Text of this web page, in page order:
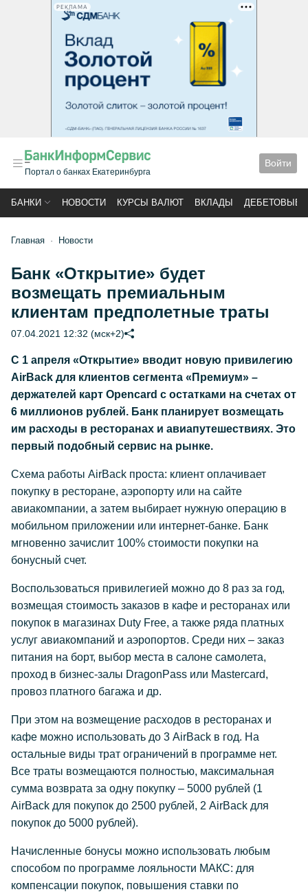
РЕКЛАМА
Портал о банках Екатеринбурга
Войти
БАНКИ НОВОСТИ КУРСЫ ВАЛЮТ ВКЛАДЫ ДЕБЕТОВЫЕ
Главная Новости
Банк «Открытие» будет
возмещать премиальным
клиентам предполетные траты
07.04.2021 12:32 (мск+2)
С 1 апреля «Открытие» вводит новую привилегию
AirBack для клиентов сегмента «Премиум» –
держателей карт Opencard с остатками на счетах от
6 миллионов рублей. Банк планирует возмещать
им расходы в ресторанах и авиапутешествиях. Это
первый подобный сервис на рынке.
Схема работы AirBack проста: клиент оплачивает
покупку в ресторане, аэропорту или на сайте
авиакомпании, а затем выбирает нужную операцию в
мобильном приложении или интернет-банке. Банк
мгновенно зачислит 100% стоимости покупки на
бонусный счет.
Воспользоваться привилегией можно до 8 раз за год,
возмещая стоимость заказов в кафе и ресторанах или
покупок в магазинах Duty Free, а также ряда платных
услуг авиакомпаний и аэропортов. Среди них – заказ
питания на борт, выбор места в салоне самолета,
проход в бизнес-залы DragonPass или Mastercard,
провоз платного багажа и др.
При этом на возмещение расходов в ресторанах и
кафе можно использовать до 3 AirBack в год. На
остальные виды трат ограничений в программе нет.
Все траты возмещаются полностью, максимальная
сумма возврата за одну покупку – 5000 рублей (1
AirBack для покупок до 2500 рублей, 2 AirBack для
покупок до 5000 рублей).
Начисленные бонусы можно использовать любым
способом по программе лояльности МАКС: для
компенсации покупок, повышения ставки по